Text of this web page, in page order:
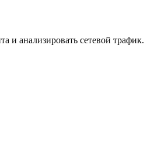
и анализировать сетевой трафик.